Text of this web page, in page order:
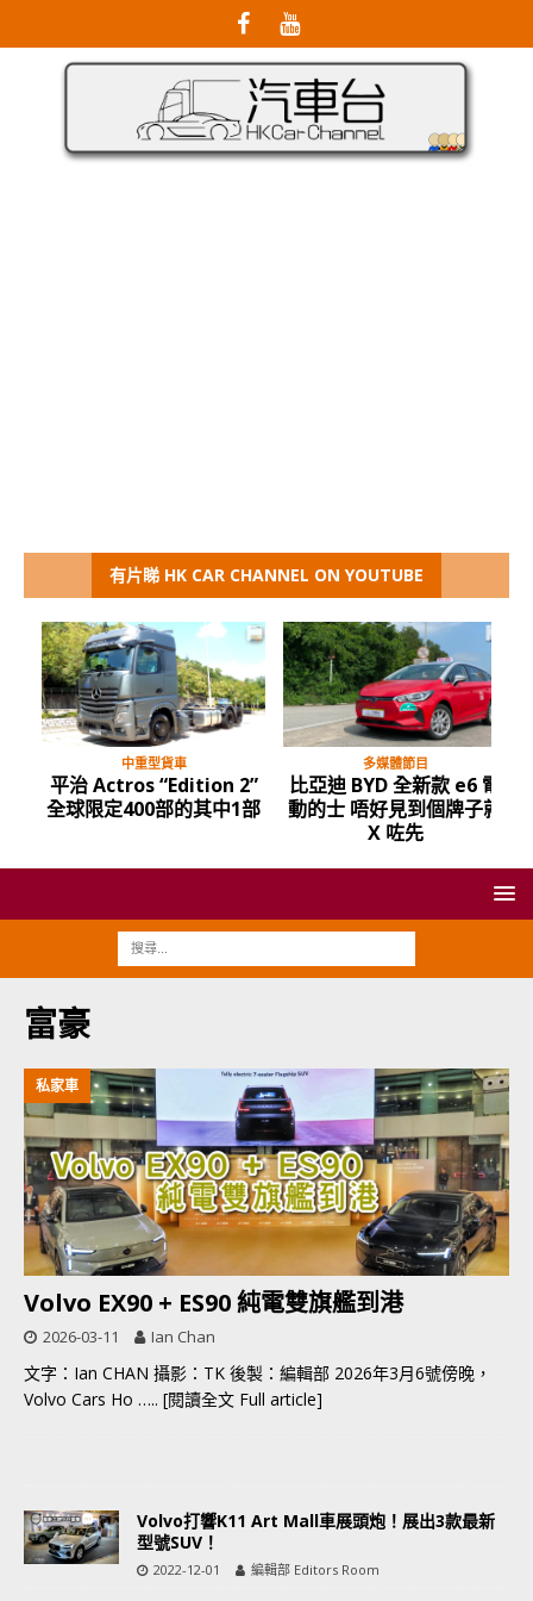
有片睇 HK CAR CHANNEL ON YOUTUBE
中重型貨車
平治 Actros “Edition 2”
全球限定400部的其中1部
多媒體節目
比亞迪 BYD 全新款 e6 電
動的士 唔好見到個牌子就
X 咗先
富豪
私家車
Volvo EX90 + ES90 純電雙旗艦到港
2026-03-11 Ian Chan
文字：Ian CHAN 攝影：TK 後製：編輯部 2026年3月6號傍晚，
Volvo Cars Ho ….. [閱讀全文 Full article]
Volvo打響K11 Art Mall車展頭炮！展出3款最新
型號SUV！
2022-12-01 編輯部 Editors Room